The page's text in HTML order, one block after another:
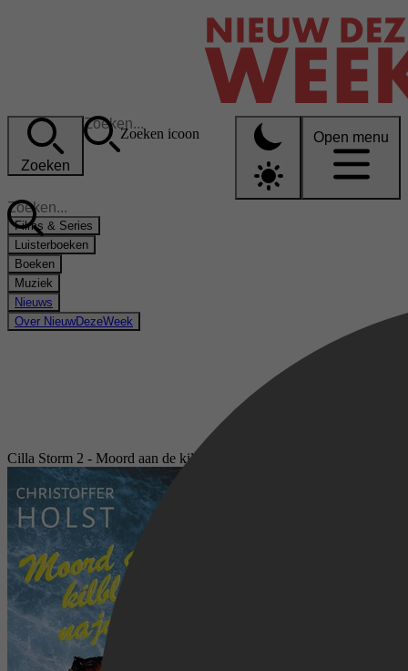
Zoeken
Zoeken icoon Open menu
Films & Series
Luisterboeken
Boeken
Muziek
Nieuws
Over NieuwDezeWeek
Cilla Storm 2 - Moord aan de kilblauwe najaarszee